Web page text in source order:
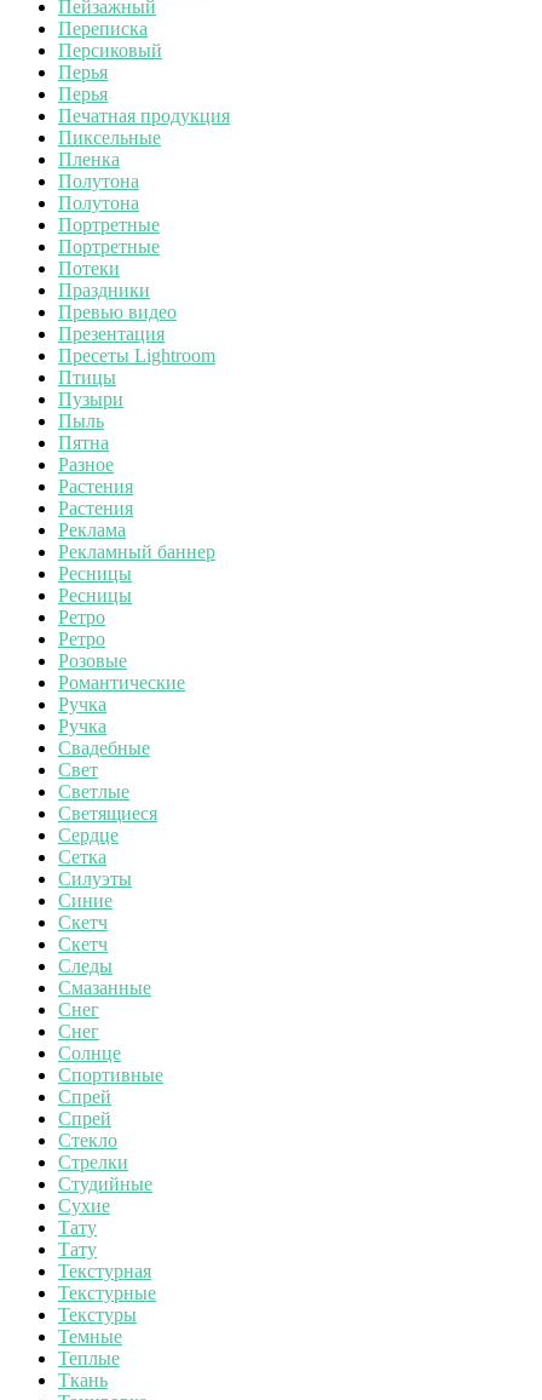
Пейзажный
Переписка
Персиковый
Перья
Перья
Печатная продукция
Пиксельные
Пленка
Полутона
Полутона
Портретные
Портретные
Потеки
Праздники
Превью видео
Презентация
Пресеты Lightroom
Птицы
Пузыри
Пыль
Пятна
Разное
Растения
Растения
Реклама
Рекламный баннер
Ресницы
Ресницы
Ретро
Ретро
Розовые
Романтические
Ручка
Ручка
Свадебные
Свет
Светлые
Светящиеся
Сердце
Сетка
Силуэты
Синие
Скетч
Скетч
Следы
Смазанные
Снег
Снег
Солнце
Спортивные
Спрей
Спрей
Стекло
Стрелки
Студийные
Сухие
Тату
Тату
Текстурная
Текстурные
Текстуры
Темные
Теплые
Ткань